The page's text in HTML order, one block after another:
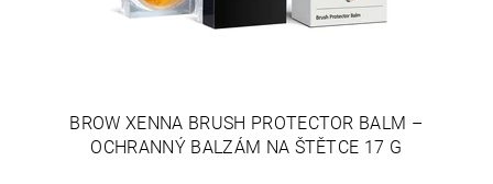
BROW XENNA BRUSH PROTECTOR BALM –
OCHRANNÝ BALZÁM NA ŠTĚTCE 17 G